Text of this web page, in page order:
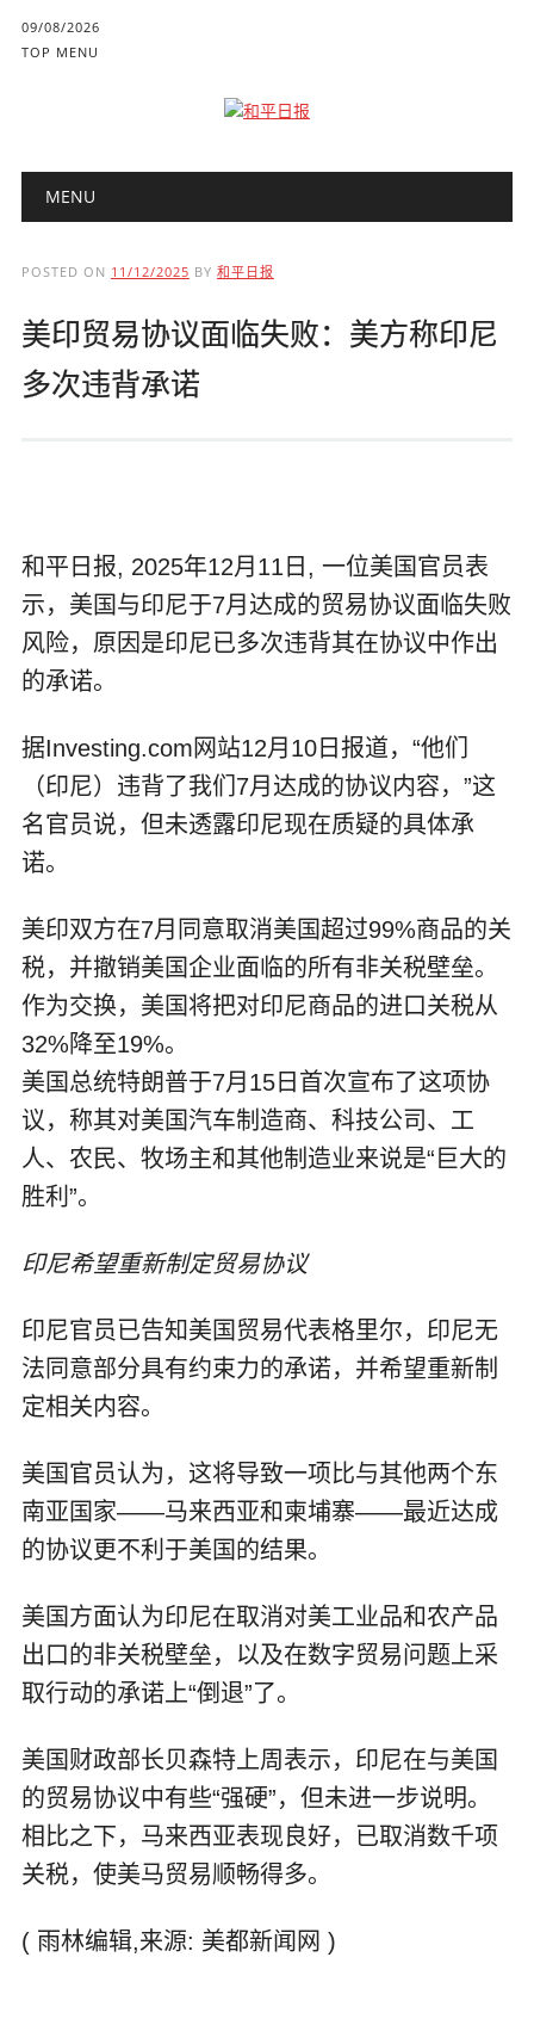
09/08/2026
TOP MENU
Main menu
MENU
POSTED ON 11/12/2025 BY 和平日报
美印贸易协议面临失败：美方称印尼
多次违背承诺
和平日报, 2025年12月11日, 一位美国官员表
示，美国与印尼于7月达成的贸易协议面临失败
风险，原因是印尼已多次违背其在协议中作出
的承诺。
据Investing.com网站12月10日报道，“他们
（印尼）违背了我们7月达成的协议内容，”这
名官员说，但未透露印尼现在质疑的具体承
诺。
美印双方在7月同意取消美国超过99%商品的关
税，并撤销美国企业面临的所有非关税壁垒。
作为交换，美国将把对印尼商品的进口关税从
32%降至19%。
美国总统特朗普于7月15日首次宣布了这项协
议，称其对美国汽车制造商、科技公司、工
人、农民、牧场主和其他制造业来说是“巨大的
胜利”。
印尼希望重新制定贸易协议
印尼官员已告知美国贸易代表格里尔，印尼无
法同意部分具有约束力的承诺，并希望重新制
定相关内容。
美国官员认为，这将导致一项比与其他两个东
南亚国家——马来西亚和柬埔寨——最近达成
的协议更不利于美国的结果。
美国方面认为印尼在取消对美工业品和农产品
出口的非关税壁垒，以及在数字贸易问题上采
取行动的承诺上“倒退”了。
美国财政部长贝森特上周表示，印尼在与美国
的贸易协议中有些“强硬”，但未进一步说明。
相比之下，马来西亚表现良好，已取消数千项
关税，使美马贸易顺畅得多。
( 雨林编辑,来源: 美都新闻网 )